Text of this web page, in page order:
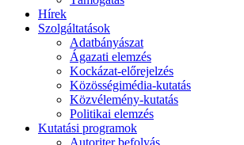
Hírek
Szolgáltatások
Adatbányászat
Ágazati elemzés
Kockázat-előrejelzés
Közösségimédia-kutatás
Közvélemény-kutatás
Politikai elemzés
Kutatási programok
Autoriter befolyás